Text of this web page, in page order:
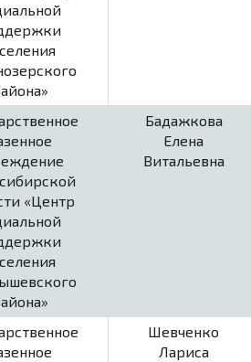
«Центр
Бадажкова
Елена
Витальевна
Шевченко
Лариса